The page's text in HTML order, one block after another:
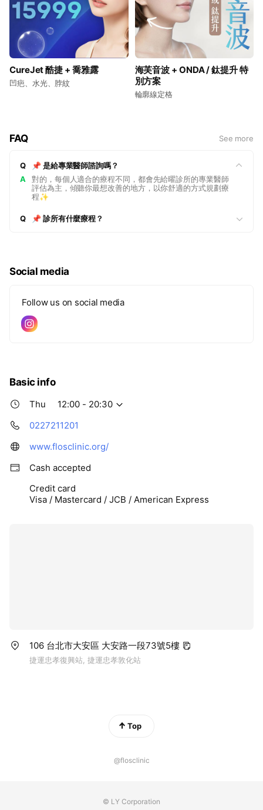
CureJet 酷捷 + 喬雅露
凹疤、水光、脖紋
海芙音波 + ONDA / 鈦提升 特
別方案
輪廓線定格
FAQ See more
Q
📌 是給專業醫師諮詢嗎？
A
對的，每個人適合的療程不同，都會先給曜診所的專業醫師
評估為主，傾聽你最想改善的地方，以你舒適的方式規劃療
程✨
Q 📌 診所有什麼療程？
Social media
Follow us on social media
Basic info
Thu
12:00 - 20:30
0227211201
www.flosclinic.org/
Cash accepted
Credit card
Visa / Mastercard / JCB / American Express
106 台北市大安區 大安路一段73號5樓
捷運忠孝復興站, 捷運忠孝敦化站
Top
@flosclinic
© LY Corporation